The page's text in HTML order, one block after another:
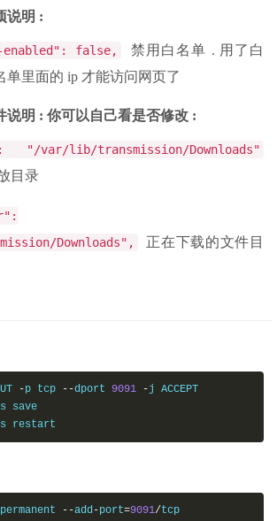
说明 :
false,
禁用白名单 . 用了白
单里面的 ip 才能访问网页了
说明 : 你可以自己看是否修改 :
"/var/lib/transmission/Downloads"
目录
Downloads",
正在下载的文件目
-p tcp --dport 9091 -j ACCEPT
save
restart
permanent --add-port=9091/tcp